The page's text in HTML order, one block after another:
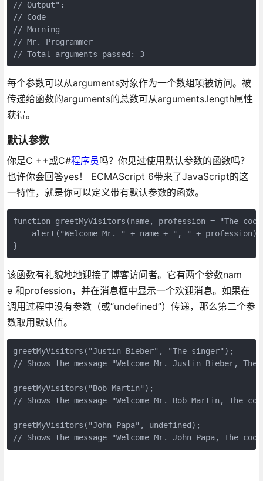
// Output":
// Code
// Morning
// Mr. Programmer
// Total arguments passed: 3
每个参数可以从arguments对象作为一个数组项被访问。被
传递给函数的arguments的总数可从arguments.length属性
获得。
默认参数
你是C ++或C#程序员吗？你见过使用默认参数的函数吗？
也许你会回答yes！ ECMAScript 6带来了JavaScript的这
一特性，就是你可以定义带有默认参数的函数。
function greetMyVisitors(name, profession = "The
    alert("Welcome Mr. " + name + ", " + profession);
}
该函数有礼貌地地迎接了博客访问者。它有两个参数nam
e 和profession，并在消息框中显示一个欢迎消息。如果在
调用过程中没有参数（或“undefined”）传递，那么第二个参
数取用默认值。
greetMyVisitors("Justin Bieber", "The singer");
// Shows the message "Welcome Mr. Justin Bieber,
greetMyVisitors("Bob Martin");
// Shows the message "Welcome Mr. Bob Martin, The
greetMyVisitors("John Papa", undefined);
// Shows the message "Welcome Mr. John Papa, The cool